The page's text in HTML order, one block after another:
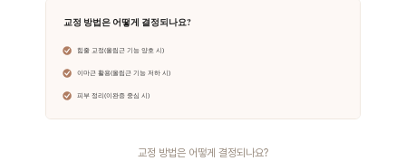
교정 방법은 어떻게 결정되나요?